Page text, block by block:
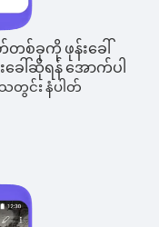
တစ်ခုကို ဖုန်းခေါ်
ေါ်ဆိုရန် အောက်ပါ
တွင်း နံပါတ်